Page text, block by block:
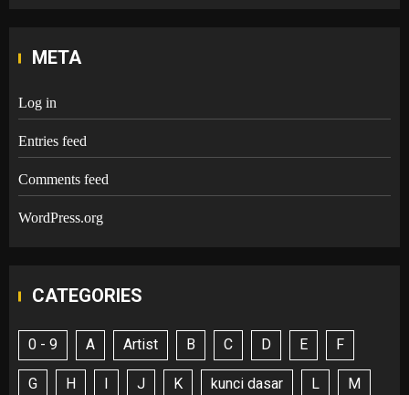
META
Log in
Entries feed
Comments feed
WordPress.org
CATEGORIES
0 - 9 A Artist B C D E F
G H I J K kunci dasar L M